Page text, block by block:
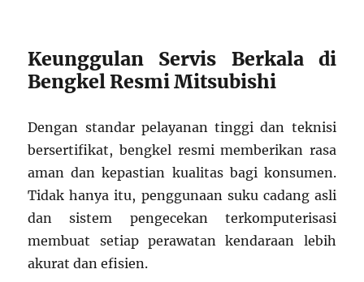
Keunggulan Servis Berkala di
Bengkel Resmi Mitsubishi
Dengan standar pelayanan tinggi dan teknisi
bersertifikat, bengkel resmi memberikan rasa
aman dan kepastian kualitas bagi konsumen.
Tidak hanya itu, penggunaan suku cadang asli
dan sistem pengecekan terkomputerisasi
membuat setiap perawatan kendaraan lebih
akurat dan efisien.